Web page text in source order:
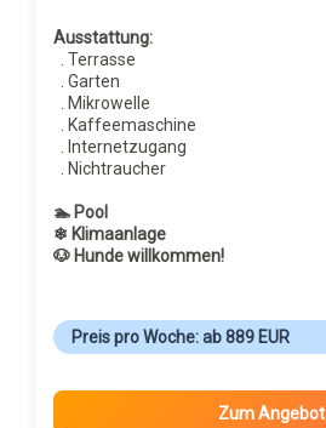
Ausstattung:
. Terrasse
. Garten
. Mikrowelle
. Kaffeemaschine
. Internetzugang
. Nichtraucher
🏊 Pool
❄ Klimaanlage
🐶 Hunde willkommen!
Preis pro Woche: ab 889 EUR
Zum Angebot